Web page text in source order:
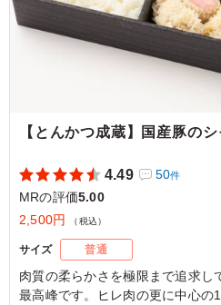
【とんかつ成蔵】国産豚の
4.49 50件
MRの評価5.00
2,500円
（税込）
サイズ 普通
肉質の柔らかさを極限まで追求し
最高峰です。ヒレ肉の更に中心の